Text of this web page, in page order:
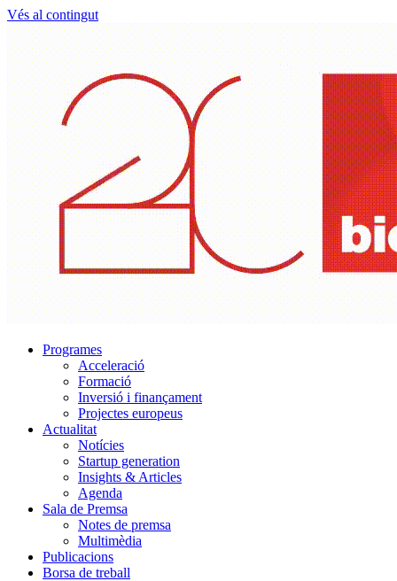
Vés al contingut
Programes
Acceleració
Formació
Inversió i finançament
Projectes europeus
Actualitat
Notícies
Startup generation
Insights & Articles
Agenda
Sala de Premsa
Notes de premsa
Multimèdia
Publicacions
Borsa de treball